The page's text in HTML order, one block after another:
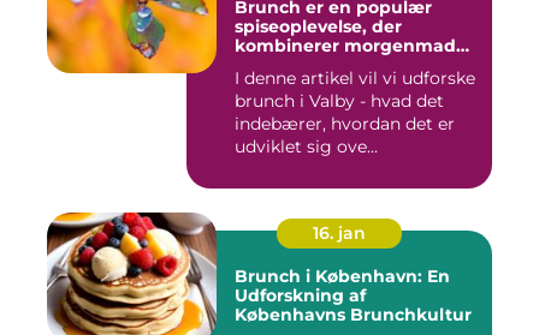
Brunch er en populær
spiseoplevelse, der
kombinerer morgenmad
trendy og vigtig del af
madkulturen i Valby
I denne artikel vil vi udforske
brunch i Valby - hvad det
indebærer, hvordan det er
udviklet sig ove...
16. jan
Brunch i København: En
Udforskning af
Københavns Brunchkultur